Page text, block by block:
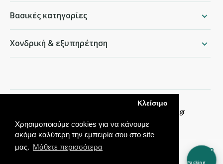
Χρησιμοποιούμε cookies για να κάνουμε
ακόμα καλύτερη την εμπειρία σου στο site
μας. Μάθετε περισσότερα
Κλείσιμο
Βασικές κατηγορίες
Χονδρική & εξυπηρέτηση
info@packing.gr
Packing